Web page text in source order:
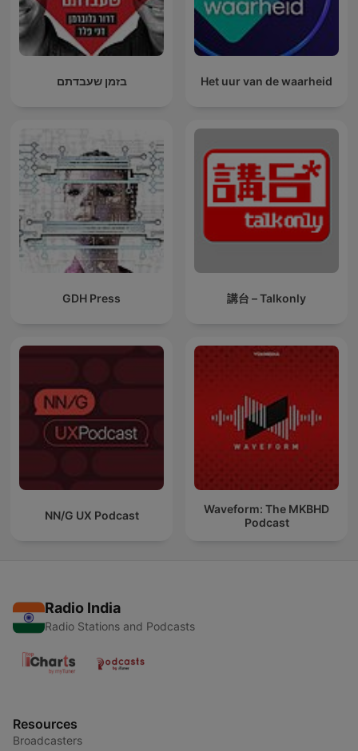
בזמן שעבדתם Het uur van de waarheid
GDH Press 講台 – Talkonly
NN/G UX Podcast
Waveform: The MKBHD
Podcast
Radio India
Radio Stations and Podcasts
Resources
Broadcasters